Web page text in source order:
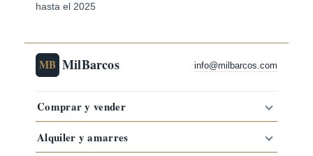
hasta el 2025
MB MilBarcos info@milbarcos.com
Comprar y vender
Alquiler y amarres